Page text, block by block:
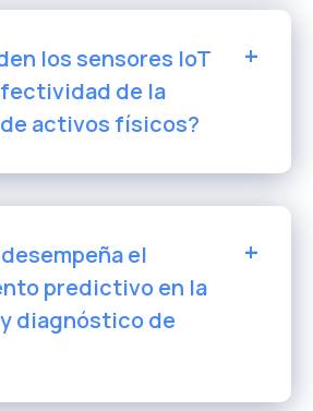
los sensores IoT
de la
activos físicos?
el
predictivo en la
diagnóstico de